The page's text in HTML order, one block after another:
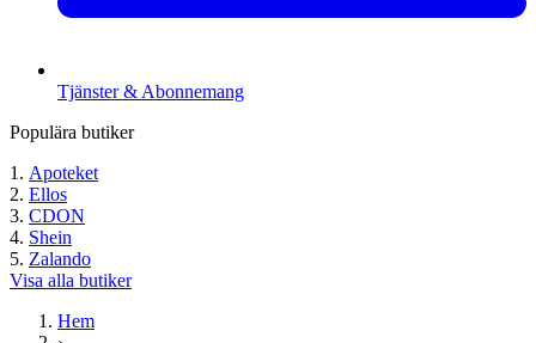
Tjänster & Abonnemang
Populära butiker
Apoteket
Ellos
CDON
Shein
Zalando
Visa alla butiker
Hem